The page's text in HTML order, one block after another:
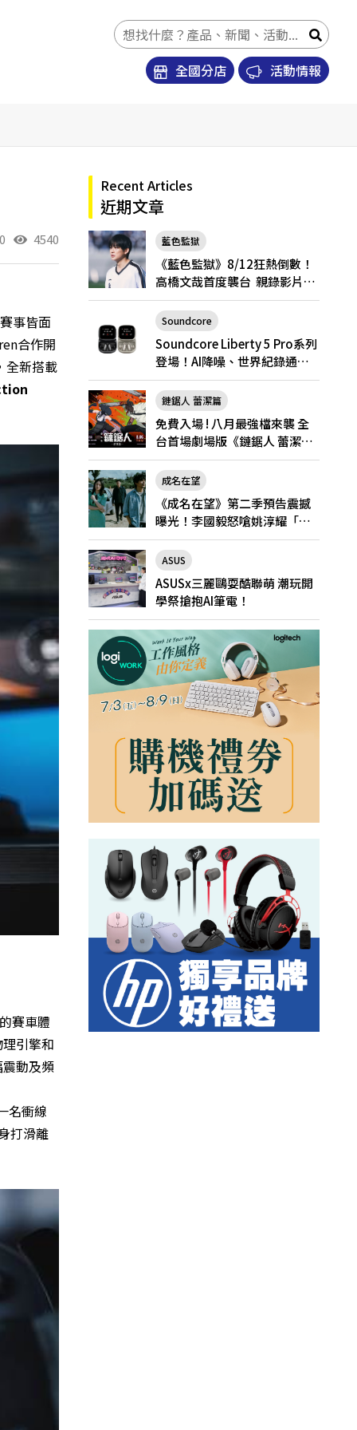
活動情報
全國分店
4540
事皆面
合作開
全新搭載
賽車體
引擎和
動及頻
名衝線
打滑離
Recent Articles
近期文章
藍色監獄
《藍色監獄》8/12狂熱倒數！
高橋文哉首度襲台 親錄影片喊
話台粉「戲院見」
Soundcore
Soundcore Liberty 5 Pro
Soundcore Liberty 5 Pro系列
登場！AI降噪、世界紀錄通
話，Pro與Pro Max怎麼選？
鏈鋸人 蕾潔篇
免費入場 ! 八月最強檔來襲 全
台首場劇場版《鏈鋸人 蕾潔
篇》快閃店就在新光三越台北
南西一館8/6限定登場
成名在望
《成名在望》第二季預告震撼
曝光！李國毅怒嗆姚淳耀「當
邱家的狗」兄弟情決裂
ASUS
ASUSx三麗鷗耍酷聯萌 潮玩開
學祭搶抱AI筆電！